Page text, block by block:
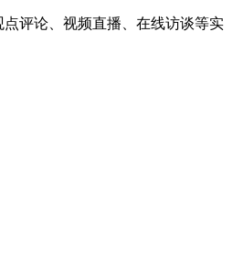
评论、视频直播、在线访谈等实